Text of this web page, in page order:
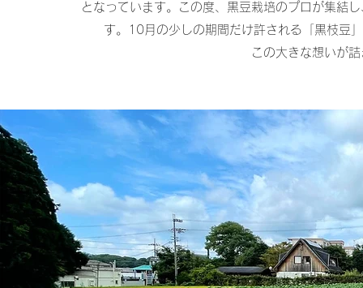
となっています。この度、黒豆栽培のプロが集結
す。10月の少しの期間だけ許される「黒枝豆
この大きな想いが